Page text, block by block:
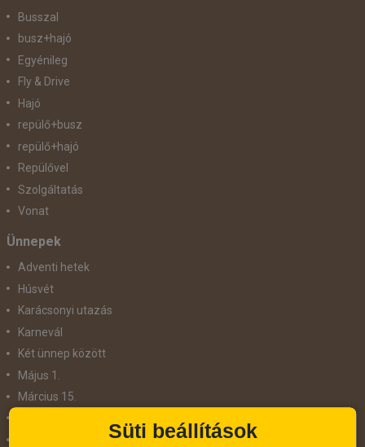
Busszal
busz+hajó
Egyénileg
Fly & Drive
Hajó
repülő+busz
repülő+hajó
Repülővel
Szolgáltatás
Vonat
Ünnepek
Adventi hetek
Húsvét
Karácsonyi utazás
Karnevál
Két ünnep között
Május 1.
Március 15.
Süti beállítások